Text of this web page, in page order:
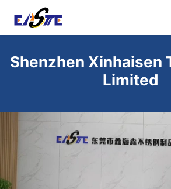
Shenzhen Xinhaisen
Limited